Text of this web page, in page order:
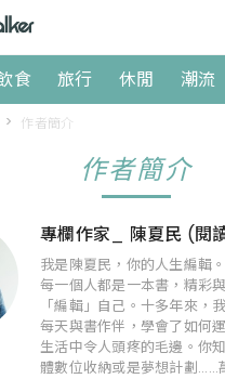
食 旅行 休閒 潮流
> 作者簡介
作者簡介
專欄作家_ 陳夏民 (閱
我是陳夏民，你的人生編輯。
每一個人都是一本書，精彩
「編輯」自己。十多年來，
每天與書作伴，學會了如何
生活中令人頭疼的毛邊。你
體數位收納或是夢想計劃......